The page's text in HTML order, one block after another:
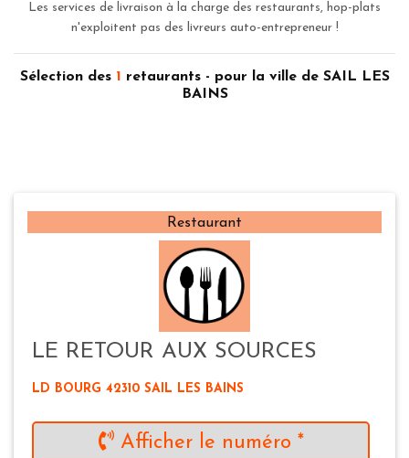
Les services de livraison à la charge des restaurants, hop-plats
n'exploitent pas des livreurs auto-entrepreneur !
Sélection des 1 retaurants - pour la ville de SAIL LES
BAINS
Restaurant
LE RETOUR AUX SOURCES
LD BOURG 42310 SAIL LES BAINS
Afficher le numéro *